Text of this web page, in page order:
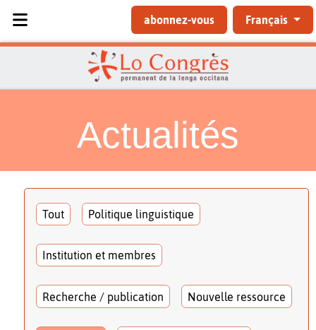
abonnez-vous Français
Actualités
Tout Politique linguistique
Institution et membres
Recherche / publication Nouvelle ressource